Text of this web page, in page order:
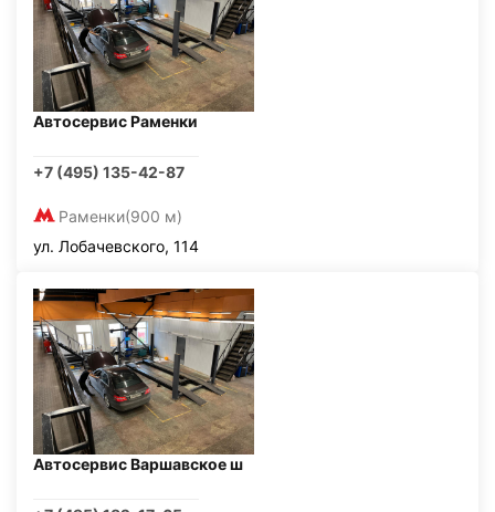
Автосервис Раменки
+7 (495) 135-42-87
Раменки(900 м)
ул. Лобачевского, 114
Автосервис Варшавское ш